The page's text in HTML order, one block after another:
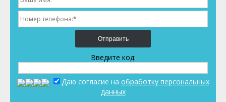
Отправить
Введите код:
Даю согласие на обработку персональных
данных